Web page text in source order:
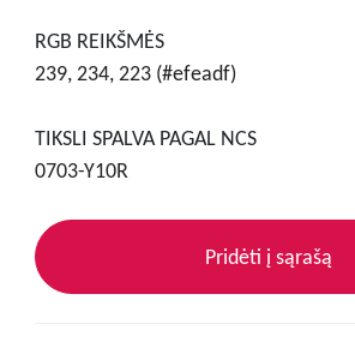
RGB REIKŠMĖS
239, 234, 223 (#efeadf)
TIKSLI SPALVA PAGAL NCS
0703-Y10R
Pridėti į sąrašą